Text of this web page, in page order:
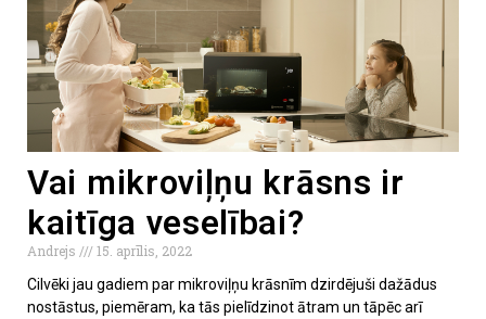
Vai mikroviļņu krāsns ir
kaitīga veselībai?
Andrejs
15. aprīlis, 2022
Cilvēki jau gadiem par mikroviļņu krāsnīm dzirdējuši dažādus
nostāstus, piemēram, ka tās pielīdzinot ātram un tāpēc arī